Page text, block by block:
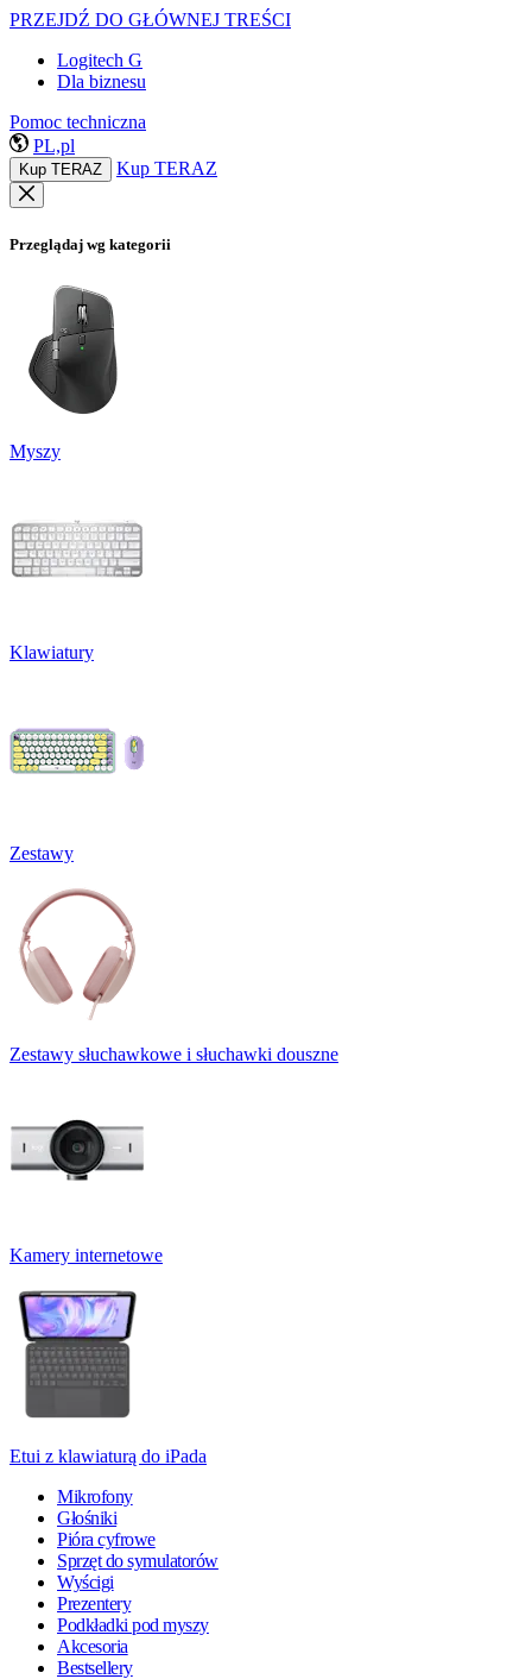
PRZEJDŹ DO GŁÓWNEJ TREŚCI
Logitech G
Dla biznesu
Pomoc techniczna
PL,pl
Kup TERAZ Kup TERAZ
Przeglądaj wg kategorii
Myszy
Klawiatury
Zestawy
Zestawy słuchawkowe i słuchawki douszne
Kamery internetowe
Etui z klawiaturą do iPada
Mikrofony
Głośniki
Pióra cyfrowe
Sprzęt do symulatorów
Wyścigi
Prezentery
Podkładki pod myszy
Akcesoria
Bestsellery